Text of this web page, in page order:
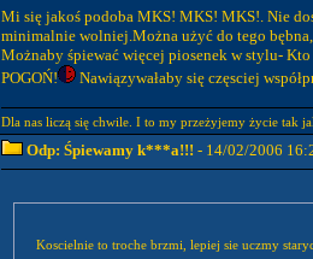
Mi się jakoś podoba MKS! MKS! MKS!. Nie
minimalnie wolniej.Można użyć do tego
Możnaby śpiewać więcej piosenek w stylu-
POGOŃ!
Nawiązywałaby się częsciej
Dla nas liczą się chwile. I to my przeżyjemy życie tak
Odp: Śpiewamy k***a!!! - 14/02/2006
Koscielnie to troche brzmi, lepiej sie uczmy